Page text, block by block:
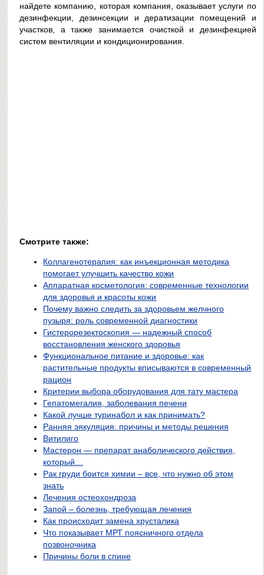
найдете компанию, которая компания, оказывает услуги по
дезинфекции, дезинсекции и дератизации помещений и
участков, а также занимается очисткой и дезинфекцией
систем вентиляции и кондиционирования.
Смотрите также:
Коллагенотерапия: как инъекционная методика
помогает улучшить качество кожи
Аппаратная косметология: современные технологии
для здоровья и красоты кожи
Почему важно следить за здоровьем желчного
пузыря: роль современной диагностики
Гистерорезектоскопия — надежный способ
восстановления женского здоровья
Функциональное питание и здоровье: как
растительные продукты вписываются в современный
рацион
Критерии выбора оборудования для тату мастера
Гепатомегалия, заболевания печени
Какой лучше туринабол и как принимать?
Ранняя эякуляция: причины и методы решения
Витилиго
Мастерон — препарат анаболического действия,
который…
Рак груди боится химии – все, что нужно об этом
знать
Лечения остеохондроза
Запой – болезнь, требующая лечения
Как происходит замена хрусталика
Что показывает МРТ поясничного отдела
позвоночника
Причины боли в спине